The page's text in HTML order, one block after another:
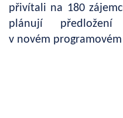
přivítali na 180
plánují předložení
v novém